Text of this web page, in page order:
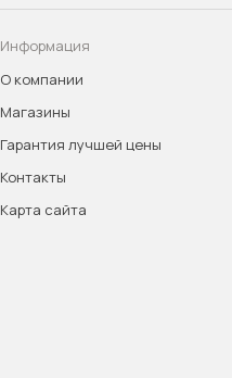
Информация
О компании
Магазины
Гарантия лучшей цены
Контакты
Карта сайта